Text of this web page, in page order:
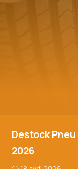
Destock
2026